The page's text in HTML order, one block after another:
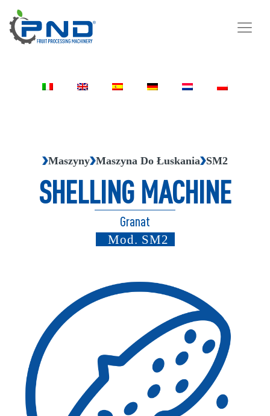
Maszyny Maszyna Do Łuskania SM2
SHELLING MACHINE
Granat
Mod. SM2